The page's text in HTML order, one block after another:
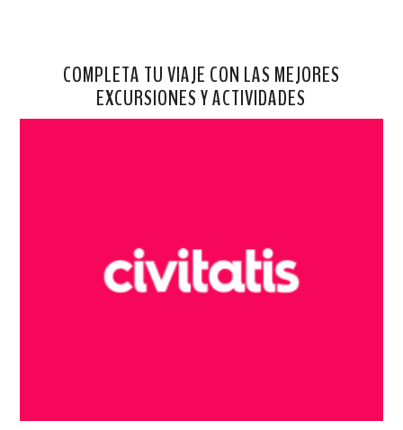
COMPLETA TU VIAJE CON LAS MEJORES
EXCURSIONES Y ACTIVIDADES